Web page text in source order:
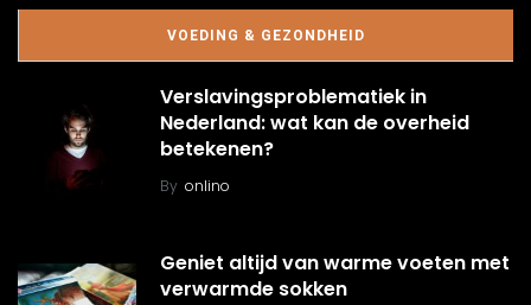
VOEDING & GEZONDHEID
Verslavingsproblematiek in
Nederland: wat kan de overheid
betekenen?
By onlino
Geniet altijd van warme voeten met
verwarmde sokken